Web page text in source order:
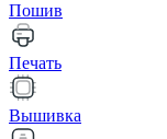
Пошив
Печать
Вышивка